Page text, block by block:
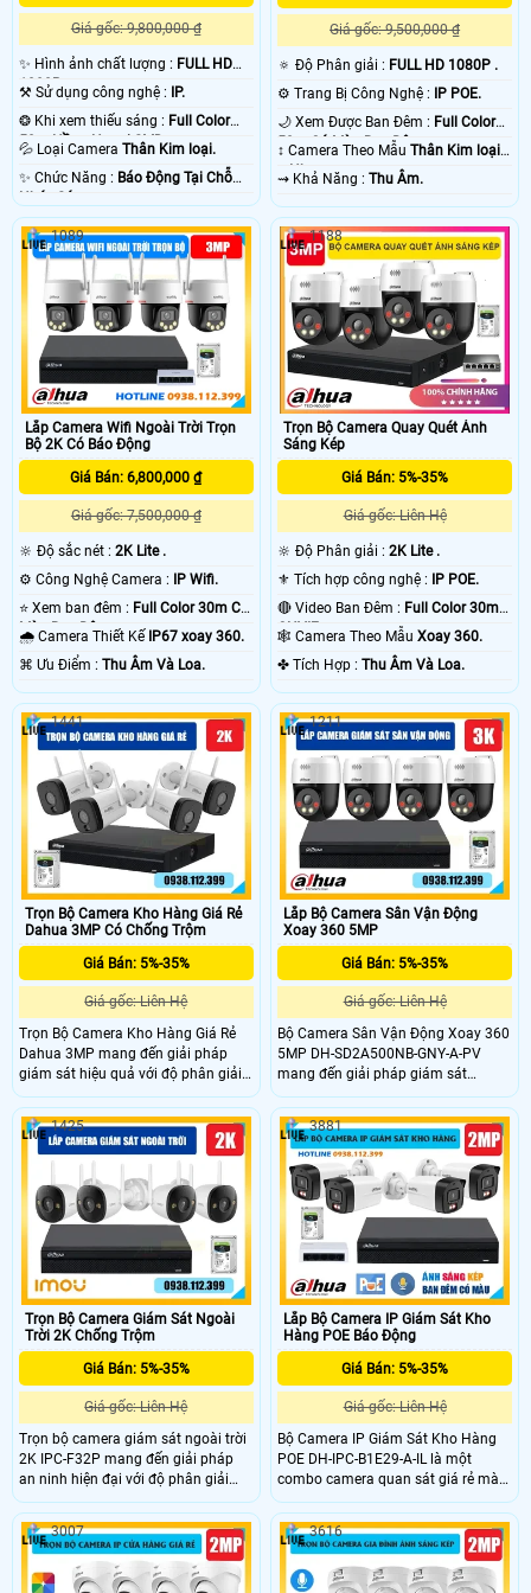
Giá gốc: 9,800,000 ₫
✨ Hình ảnh chất lượng : FULL HD
1080P .
⚒ Sử dụng công nghệ : IP.
❂ Khi xem thiếu sáng : Full Color
50m Hồng Ngoại SMD.
💦 Loại Camera Thân Kim loại.
️✨ Chức Năng : Báo Động Tại Chỗ
Nháy Sáng.
Giá gốc: 9,500,000 ₫
🔅 Độ Phân giải : FULL HD 1080P .
⚙ Trang Bị Công Nghệ :
IP POE.
🌙 Xem Được Ban Đêm : Full Color
50m Có Màu Ban Ðêm.
↕️ Camera Theo MẫuThân Kim loại
+ Nhựa.
️⇝ Khả Năng :Thu Âm.
Lắp Camera Wifi Ngoài Trời Trọn
Bộ 2K Có Báo Động
Giá Bán: 6,800,000 ₫
Giá gốc: 7,500,000 ₫
🔆 Độ sắc nét : 2K Lite .
⚙ Công Nghệ Camera :
IP Wifi.
⭐ Xem ban đêm : Full Color 30m Có
Màu Ban Ðêm.
🌧️ Camera Thiết Kế IP67 xoay 360.
️⌘ Ưu Điểm : Thu Âm Và Loa.
1089
Trọn Bộ Camera Quay Quét Ánh
Sáng Kép
Giá Bán: 5%-35%
Giá gốc: Liên Hệ
🔆 Độ Phân giải :2K Lite .
⚜️ Tích hợp công nghệ :
IP POE.
🔴 Video Ban Đêm : Full Color 30m
ONVIF.🕸️ Camera Theo MẫuXoay 360.
️✤ Tích Hợp :Thu Âm Và Loa.
1188
Trọn Bộ Camera Kho Hàng Giá Rẻ
Dahua 3MP Có Chống Trộm
Giá Bán: 5%-35%
Giá gốc: Liên Hệ
Trọn Bộ Camera Kho Hàng Giá Rẻ
Dahua 3MP mang đến giải pháp
giám sát hiệu quả với độ phân giải
3MP cho hình ảnh sắc nét, độ chi
tiết cao. Nổi bật với công nghệ ánh
sáng kép thông minh IR và Warm
Light, hỗ trợ tầm nhìn ban đêm đến
30m cùng ba chế độ quan sát: hồng
ngoại, ánh sáng trắng và thông
minh, đồng thời hỗ trợ phát hiện con
người và phương tiện.
1441
Lắp Bộ Camera Sân Vận Động
Xoay 360 5MP
Giá Bán: 5%-35%
Giá gốc: Liên Hệ
Bộ Camera Sân Vận Động Xoay 360
5MP DH-SD2A500NB-GNY-A-PV
mang đến giải pháp giám sát
chuyên nghiệp với cảm biến
STARVIS™ CMOS 1/2.8 độ phân giải
5MP, cho hình ảnh sắc nét. Camera
hỗ trợ quay quét 360°, đàm thoại 2
chiều, cảnh báo chủ động bằng loa
và đèn. Công nghệ SMD 3.0, Human
Detection, IP66 giúp hoạt động ổn
định ngoài trời, phù hợp cho sân
vận động và khu vực rộng lớn.
1211
Trọn Bộ Camera Giám Sát Ngoài
Trời 2K Chống Trộm
Giá Bán: 5%-35%
Giá gốc: Liên Hệ
Trọn bộ camera giám sát ngoài trời
2K IPC-F32P mang đến giải pháp
an ninh hiện đại với độ phân giải
3MP sắc nét, cảm biến CMOS tiên
tiến và ống kính 2.8mm góc rộng
100°. Hỗ trợ H.265, chế độ ngày
đêm, HDR chống ngược sáng và
tầm nhìn hồng ngoại 30m. Camera
1425
Lắp Bộ Camera IP Giám Sát Kho
Hàng POE Báo Động
Giá Bán: 5%-35%
Giá gốc: Liên Hệ
Bộ Camera IP Giám Sát Kho Hàng
POE DH-IPC-B1E29-A-IL là một
combo camera quan sát giá rẻ mà
chất lượng, cung cấp hình ảnh giám
sát sắc nét với độ phân giải 2.0MP,
camera còn hỗ trợ thêm mic giúp
ghi âm rõ ràng, chân thực. Ngoài ra
camera còn mang lại công nghệ
3881
3007 3616